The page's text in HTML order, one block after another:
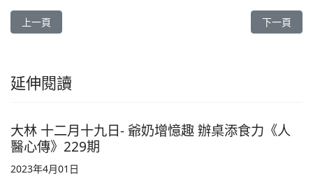
上一篇文章: 花蓮慈院 心蓮特調魔法泡泡 重拾味覺記憶《人醫心傳
上一頁 下一篇文
下一頁
延伸閱讀
大林 十二月十九日- 爺奶增憶趣 辦桌添食力《人
醫心傳》229期
2023年4月01日